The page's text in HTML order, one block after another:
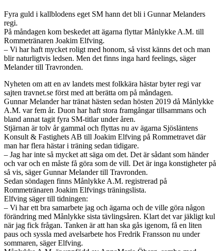
Fyra guld i kallblodens eget SM hann det bli i Gunnar Melanders
regi.
På måndagen kom beskedet att ägarna flyttar Månlykke A.M. till
Rommetränaren Joakim Elfving.
– Vi har haft mycket roligt med honom, så visst känns det och man
blir naturligtvis ledsen. Men det finns inga hard feelings, säger
Melander till Travronden.
Nyheten om att en av landets mest folkkära hästar byter regi var
sajten travnet.se först med att berätta om på måndagen.
Gunnar Melander har tränat hästen sedan hösten 2019 då Månlykke
A.M. var fem år. Duon har haft stora framgångar tillsammans och
bland annat tagit fyra SM-titlar under åren.
Stjärnan är tolv år gammal och flyttas nu av ägarna Sjösläntens
Konsult & Fastighets AB till Joakim Elfving på Rommetravet där
man har flera hästar i träning sedan tidigare.
– Jag har inte så mycket att säga om det. Det är sådant som händer
och var och en måste få göra som de vill. Det är inga konstigheter på
så vis, säger Gunnar Melander till Travronden.
Sedan söndagen finns Månlykke A.M. registrerad på
Rommetränaren Joakim Elfvings träningslista.
Elfving säger till tidningen:
– Vi har ett bra samarbete jag och ägarna och de ville göra någon
förändring med Månlykke sista tävlingsåren. Klart det var jäkligt kul
när jag fick frågan. Tanken är att han ska gås igenom, få en liten
paus och syssla med avelsarbete hos Fredrik Fransson nu under
sommaren, säger Elfving.